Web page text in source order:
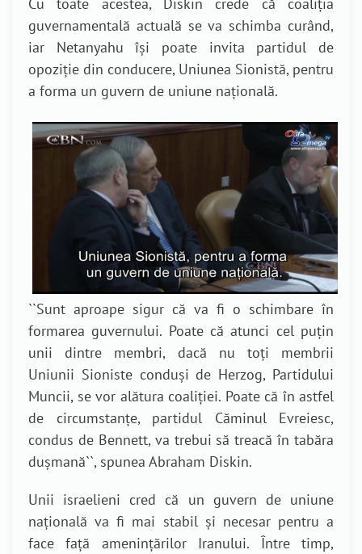
Cu toate acestea, Diskin crede că coaliția
guvernamentală actuală se va schimba curând,
iar Netanyahu își poate invita partidul de
opoziție din conducere, Uniunea Sionistă, pentru
a forma un guvern de uniune națională.
``Sunt aproape sigur că va fi o schimbare în
formarea guvernului. Poate că atunci cel puțin
unii dintre membri, dacă nu toți membrii
Uniunii Sioniste conduși de Herzog, Partidului
Muncii, se vor alătura coaliției. Poate că în astfel
de circumstanțe, partidul Căminul Evreiesc,
condus de Bennett, va trebui să treacă în tabăra
dușmană``, spunea Abraham Diskin.
Unii israelieni cred că un guvern de uniune
națională va fi mai stabil și necesar pentru a
face față amenințărilor Iranului. Între timp,